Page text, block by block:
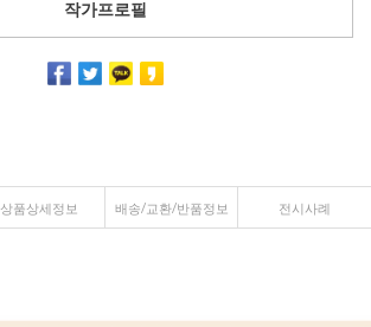
작가프로필
상품상세정보 배송/교환/반품정보 전시사례